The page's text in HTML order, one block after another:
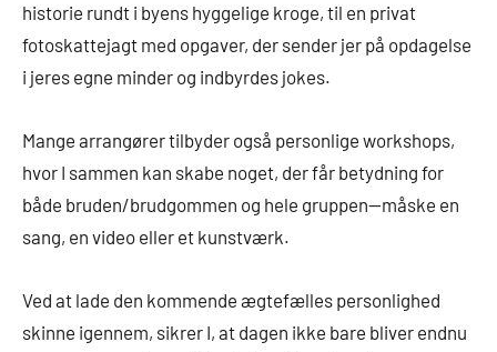
historie rundt i byens hyggelige kroge, til en privat
fotoskattejagt med opgaver, der sender jer på opdagelse
i jeres egne minder og indbyrdes jokes.
Mange arrangører tilbyder også personlige workshops,
hvor I sammen kan skabe noget, der får betydning for
både bruden/brudgommen og hele gruppen—måske en
sang, en video eller et kunstværk.
Ved at lade den kommende ægtefælles personlighed
skinne igennem, sikrer I, at dagen ikke bare bliver endnu